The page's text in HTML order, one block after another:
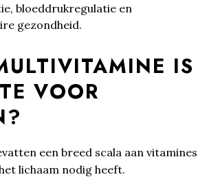
bloeddrukregulatie en
gezondheid.
IS
VOOR
een breed scala aan vitamines
lichaam nodig heeft.